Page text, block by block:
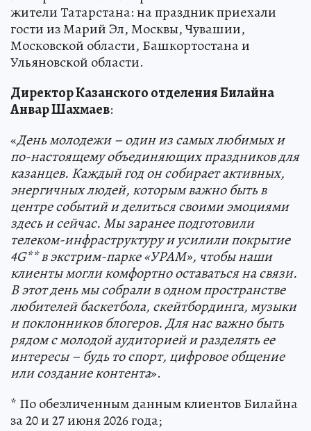
жители Татарстана: на праздник приехали
гости из Марий Эл, Москвы, Чувашии,
Московской области, Башкортостана и
Ульяновской области.
Директор Казанского отделения Билайна
Анвар Шахмаев:
«День молодежи – один из самых любимых и
по-настоящему объединяющих праздников для
казанцев. Каждый год он собирает активных,
энергичных людей, которым важно быть в
центре событий и делиться своими эмоциями
здесь и сейчас. Мы заранее подготовили
телеком-инфраструктуру и усилили покрытие
4G** в экстрим-парке «УРАМ», чтобы наши
клиенты могли комфортно оставаться на связи.
В этот день мы собрали в одном пространстве
любителей баскетбола, скейтбординга, музыки
и поклонников блогеров. Для нас важно быть
рядом с молодой аудиторией и разделять ее
интересы – будь то спорт, цифровое общение
или создание контента».
* По обезличенным данным клиентов Билайна
за 20 и 27 июня 2026 года;